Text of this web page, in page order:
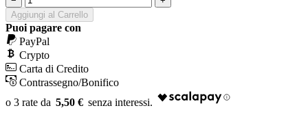
Aggiungi al Carrello
Puoi pagare con
PayPal
Crypto
Carta di Credito
Contrassegno/Bonifico
5,50 €